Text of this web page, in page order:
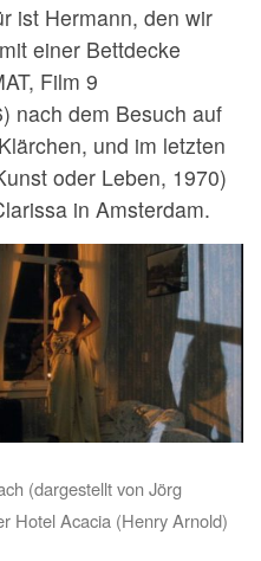
ist Hermann, den wir
einer Bettdecke
Film 9
nach dem Besuch auf
und im letzten
oder Leben, 1970)
in Amsterdam.
(dargestellt von Jörg
Hotel Acacia (Henry Arnold)